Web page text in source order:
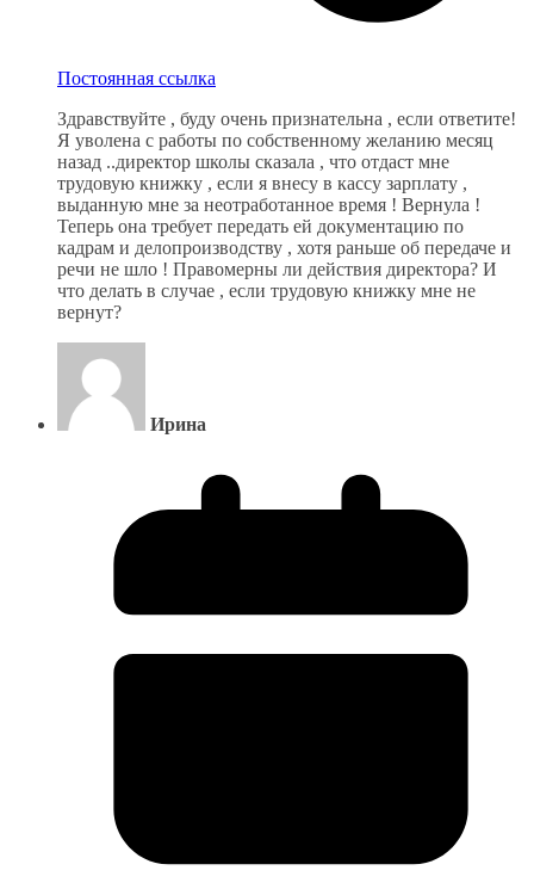
Постоянная ссылка
Здравствуйте , буду очень признательна , если ответите!
Я уволена с работы по собственному желанию месяц
назад ..директор школы сказала , что отдаст мне
трудовую книжку , если я внесу в кассу зарплату ,
выданную мне за неотработанное время ! Вернула !
Теперь она требует передать ей документацию по
кадрам и делопроизводству , хотя раньше об передаче и
речи не шло ! Правомерны ли действия директора? И
что делать в случае , если трудовую книжку мне не
вернут?
Ирина